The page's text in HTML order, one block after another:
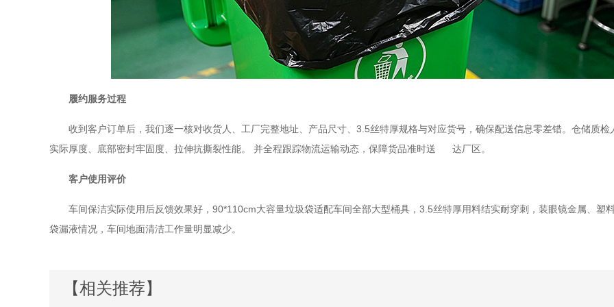
履约服务过程
收到客户订单后，我们逐一核对收货人、工厂完整地址、产品尺寸、 3.5丝特厚规格与对应货号，确保配送信息零差错。仓储质检
实际厚度、底部密封牢固度、拉伸抗撕裂性能。
并全程跟踪物流运输动态，保障货品准时送 达厂区。
客户使用评价
车间保洁实际使用后反馈效果好， 90*110cm大容量垃圾袋适配车间全部大型桶具，3.5丝特厚用料结实耐穿刺，装眼镜金属、塑
袋漏液情况，车间地面清洁工作量明显减少。
【相关推荐】